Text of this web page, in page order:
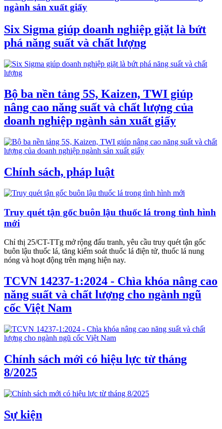
ngành sản xuất giấy
Six Sigma giúp doanh nghiệp giặt là bứt
phá năng suất và chất lượng
Bộ ba nền tảng 5S, Kaizen, TWI giúp
nâng cao năng suất và chất lượng của
doanh nghiệp ngành sản xuất giấy
Chính sách, pháp luật
Truy quét tận gốc buôn lậu thuốc lá trong tình hình
mới
Chỉ thị 25/CT-TTg mở rộng đấu tranh, yêu cầu truy quét tận gốc
buôn lậu thuốc lá, tăng kiểm soát thuốc lá điện tử, thuốc lá nung
nóng và hoạt động trên mạng hiện nay.
TCVN 14237-1:2024 - Chìa khóa nâng cao
năng suất và chất lượng cho ngành ngũ
cốc Việt Nam
Chính sách mới có hiệu lực từ tháng
8/2025
Sự kiện